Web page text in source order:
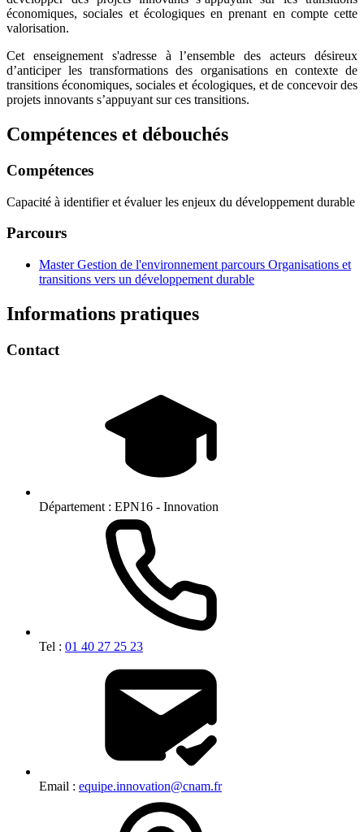
économiques, sociales et écologiques en prenant en compte cette
valorisation.
Cet enseignement s'adresse à l’ensemble des acteurs désireux
d’anticiper les transformations des organisations en contexte de
transitions économiques, sociales et écologiques, et de concevoir des
projets innovants s’appuyant sur ces transitions.
Compétences et débouchés
Compétences
Capacité à identifier et évaluer les enjeux du développement durable
Parcours
Master Gestion de l'environnement parcours Organisations et
transitions vers un développement durable
Informations pratiques
Contact
Département : EPN16 - Innovation
Tel : 01 40 27 25 23
Email : equipe.innovation@cnam.fr